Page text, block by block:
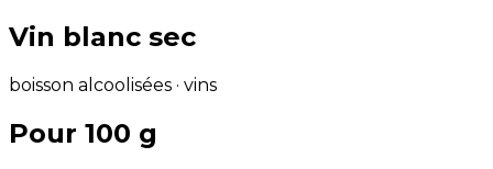
Vin blanc sec
boisson alcoolisées · vins
Pour 100 g